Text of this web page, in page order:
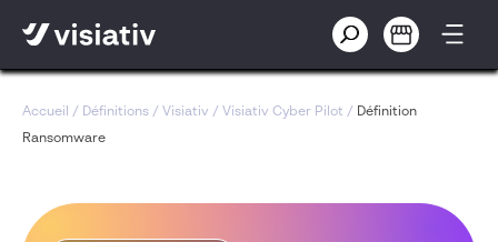
Accueil / Définitions / Visiativ / Visiativ Cyber Pilot / Définition
Ransomware